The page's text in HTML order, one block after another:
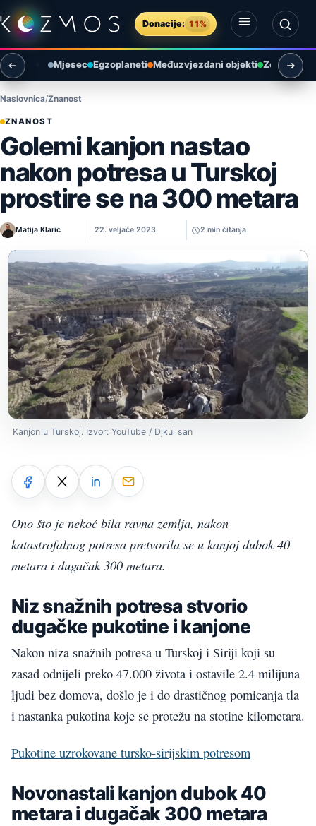
Preskoči na sadržaj
Donacije: 11%
Otvori izbornik
Otvori pretragu
Mjesec Egzoplaneti Međuzvjezdani objekti Zemlja i
Naslovnica Znanost
ZNANOST
Golemi kanjon nastao
nakon potresa u Turskoj
prostire se na 300 metara
Matija Klarić 22. veljače 2023. 2 min čitanja
Kanjon u Turskoj. Izvor: YouTube / Djkui san
Ono što je nekoć bila ravna zemlja, nakon
katastrofalnog potresa pretvorila se u kanjoj dubok 40
metara i dugačak 300 metara.
Niz snažnih potresa stvorio
dugačke pukotine i kanjone
Nakon niza snažnih potresa u Turskoj i Siriji koji su
zasad odnijeli preko 47.000 života i ostavile 2.4 milijuna
ljudi bez domova, došlo je i do drastičnog pomicanja tla
i nastanka pukotina koje se protežu na stotine kilometara.
Pukotine uzrokovane tursko-sirijskim potresom
Novonastali kanjon dubok 40
metara i dugačak 300 metara